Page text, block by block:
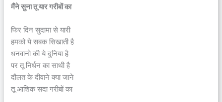
मैंने सुना तू यार गरीबों का
फिर दिन सुदामा से यारी
हमको ये सबक सिखाती है
धनवानो की ये दुनिया है
पर तू निर्धन का साथी है
दौलत के दीवाने क्या जाने
तू आशिक सदा गरीबों का